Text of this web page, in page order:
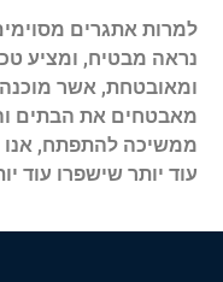
למרות אתגרים
נראה מבטיח, ומציע
ומאובטחת, אשר
מאבטחים את הבתים
ממשיכה להתפתח, אנו
עוד יותר שישפרו